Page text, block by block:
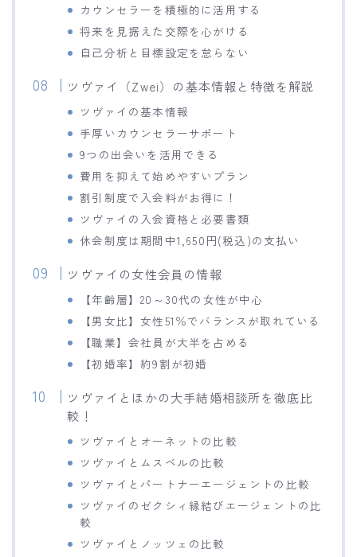
カウンセラーを積極的に活用する
将来を見据えた交際を心がける
自己分析と目標設定を怠らない
ツヴァイ（Zwei）の基本情報と特徴を解説
ツヴァイの基本情報
手厚いカウンセラーサポート
9つの出会いを活用できる
費用を抑えて始めやすいプラン
割引制度で入会料がお得に！
ツヴァイの入会資格と必要書類
休会制度は期間中1,650円(税込)の支払い
ツヴァイの女性会員の情報
【年齢層】20～30代の女性が中心
【男女比】女性51％でバランスが取れている
【職業】会社員が大半を占める
【初婚率】約9割が初婚
ツヴァイとほかの大手結婚相談所を徹底比
較！
ツヴァイとオーネットの比較
ツヴァイとムスベルの比較
ツヴァイとパートナーエージェントの比較
ツヴァイのゼクシィ縁結びエージェントの比
較
ツヴァイとノッツェの比較